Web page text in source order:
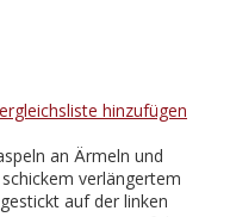
hinzufügen
an Ärmeln und
verlängertem
auf der linken